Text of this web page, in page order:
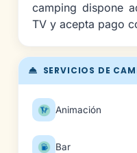
SERVICIOS DE
Animación
Bar
camping dispone
TV y acepta pago